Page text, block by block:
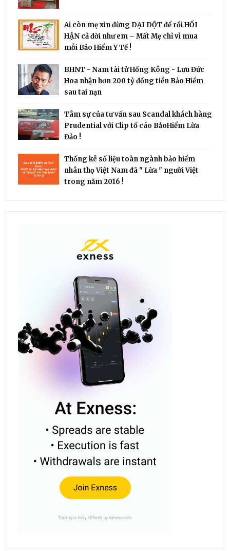
Ai còn mẹ xin đừng DẠI DỘT để rồi HỐI
HẬN cả đời như em – Mất Mẹ chỉ vì mua
mỗi Bảo Hiểm Y Tế !
BHNT - Nam tài tử Hồng Kông - Lưu Đức
Hoa nhận hơn 200 tỷ đồng tiền Bảo Hiểm
sau tai nạn
Tâm sự của tư vấn sau Scandal khách hàng
Prudential với Clip tố cáo BảoHiểm Lừa
Đảo !
Thống kê số liệu toàn ngành bảo hiểm
nhân thọ Việt Nam đã " Lừa " người Việt
trong năm 2016 !